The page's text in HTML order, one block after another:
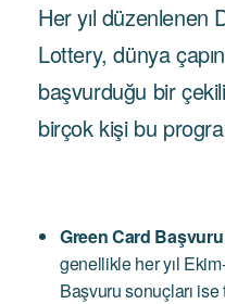
Her yıl düzenlenen
Lottery, dünya
başvurduğu bir
birçok kişi bu
Green Card
genellikle her yıl
Başvuru sonuçları ise